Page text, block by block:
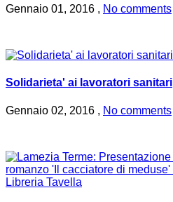
Gennaio 01, 2016 , No comments
Solidarieta' ai lavoratori sanitari
Gennaio 02, 2016 , No comments